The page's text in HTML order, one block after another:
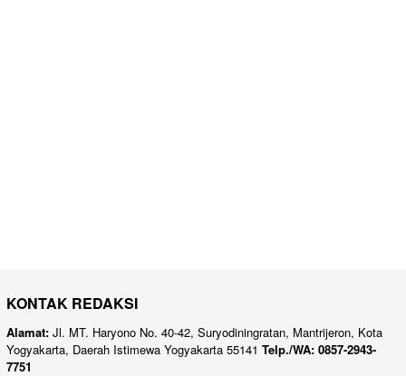
KONTAK REDAKSI
Alamat: Jl. MT. Haryono No. 40-42, Suryodiningratan, Mantrijeron, Kota
Yogyakarta, Daerah Istimewa Yogyakarta 55141 Telp./WA: 0857-2943-
7751